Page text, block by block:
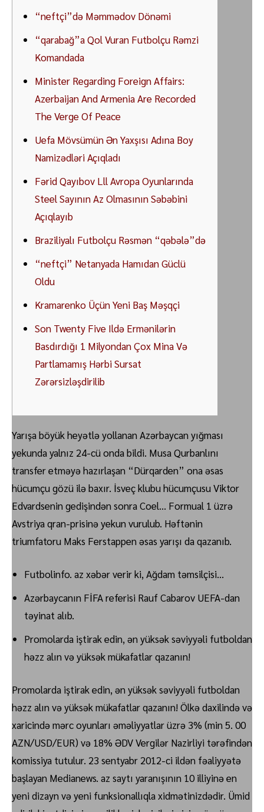
“neftçi”də Məmmədov Dönəmi
“qarabağ”a Qol Vuran Futbolçu Rəmzi
Komandada
Minister Regarding Foreign Affairs:
Azerbaijan And Armenia Are Recorded
The Verge Of Peace
Uefa Mövsümün Ən Yaxşısı Adına Boy
Namizədləri Açıqladı
Fərid Qayıbov Lll Avropa Oyunlarında
Steel Sayının Az Olmasının Səbəbini
Açıqlayıb
Braziliyalı Futbolçu Rəsmən “qəbələ”də
“neftçi” Netanyada Hamıdan Güclü
Oldu
Kramarenko Üçün Yeni Baş Məşqçi
Son Twenty Five Ildə Ermənilərin
Basdırdığı 1 Milyondan Çox Mina Və
Partlamamış Hərbi Sursat
Zərərsizləşdirilib
Yarışa böyük heyətlə yollanan Azərbaycan yığması
yekunda yalnız 24-cü onda bildi. Musa Qurbanlını
transfer etməyə hazırlaşan “Dürqarden” ona əsas
hücumçu gözü ilə baxır. İsveç klubu hücumçusu Viktor
Edvardsenin gedişindən sonra Coel… Formual 1 üzrə
Avstriya qran-prisinə yekun vurulub. Həftənin
triumfatoru Maks Ferstappen əsas yarışı da qazanıb.
Futbolinfo. az xəbər verir ki, Ağdam təmsilçisi…
Azərbaycanın FİFA referisi Rauf Cabarov UEFA-dan
təyinat alıb.
Promolarda iştirak edin, ən yüksək səviyyəli futboldan
həzz alın və yüksək mükafatlar qazanın!
Promolarda iştirak edin, ən yüksək səviyyəli futboldan
həzz alın və yüksək mükafatlar qazanın! Ölkə daxilində və
xaricində mərc oyunları əməliyyatlar üzrə 3% (min 5. 00
AZN/USD/EUR) və 18% ƏDV Vergilər Nazirliyi tərəfindən
komissiya tutulur. 23 sentyabr 2012-ci ildən fəaliyyətə
başlayan Medianews. az saytı yaranışının 10 illiyinə en
yeni dizayn və yeni funksionallıqla xidmətinizdədir. Ümid